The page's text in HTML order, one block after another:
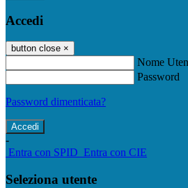
Accedi
button close ×
Nome
Password
Password dimenticata?
-
Entra con SPID Entra con CIE
Seleziona utente